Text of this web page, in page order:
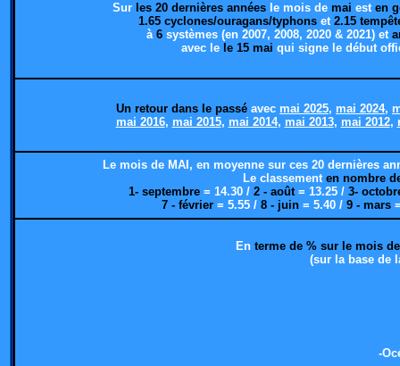
Sur les 20 dernières années le mois de mai est en
1.65 cyclones/ouragans/typhons et 2.15
à 6 systèmes (en 2007, 2008, 2020 & 2021)et
avec lele 15 mai qui signe le début
Un retour dans le passé avec mai 2025, mai 2024,
mai 2016, mai 2015, mai 2014, mai 2013, mai 2012,
Le mois de MAI, en moyenne sur ces 20 dernières
Le classement en nombre
1- septembre= 14.30 / 2 - août= 13.25 / 3-
7 - février= 5.55 / 8 - juin= 5.40 / 9 - mars
En terme de % sur le mois
(sur la base de
-